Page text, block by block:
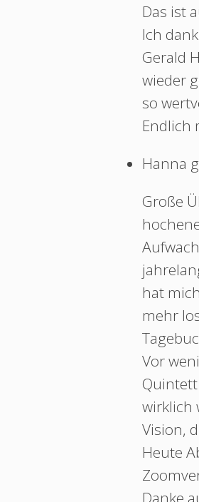
Das ist
Ich
Gerald
wieder
so
Endlich
Hanna
Große
hat
mehr
Vor
wirklich
Vision,
Heute
Danke